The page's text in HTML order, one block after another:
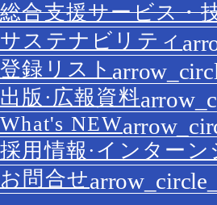
サステナビリティ
登録リスト
出版·広報資料
What's NEW
採用情報·インターン
お問合せ
総合支援サービス・